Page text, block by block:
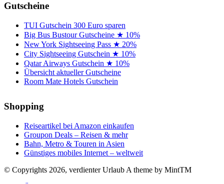
Gutscheine
TUI Gutschein 300 Euro sparen
Big Bus Bustour Gutscheine ★ 10%
New York Sightseeing Pass ★ 20%
City Sightseeing Gutschein ★ 10%
Qatar Airways Gutschein ★ 10%
Übersicht aktueller Gutscheine
Room Mate Hotels Gutschein
Shopping
Reiseartikel bei Amazon einkaufen
Groupon Deals – Reisen & mehr
Bahn, Metro & Touren in Asien
Günstiges mobiles Internet – weltweit
© Copyrights 2026, verdienter Urlaub A theme by MintTM